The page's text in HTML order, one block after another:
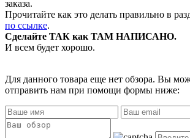
заказа.
Прочитайте как это делать правильно в
по ссылке.
Сделайте ТАК как ТАМ НАПИСАНО.
И всем будет хорошо.
Для данного товара еще нет обзора. Вы
отправить нам при помощи формы ниже: